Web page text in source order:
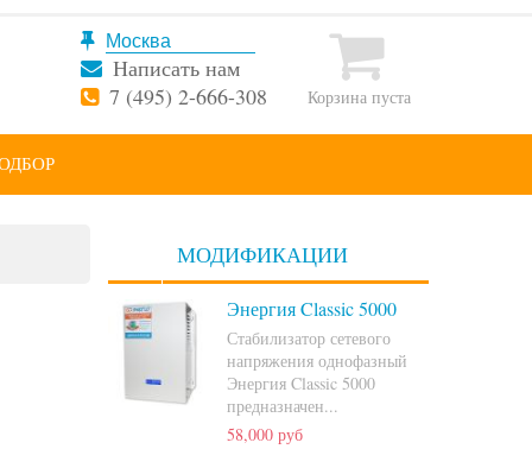
Написать нам
7 (495) 2-666-308
Корзина пуста
МОДИФИКАЦИИ
Энергия Classic 5000
Стабилизатор сетевого
напряжения однофазный
Энергия Classic 5000
предназначен...
58,000 руб